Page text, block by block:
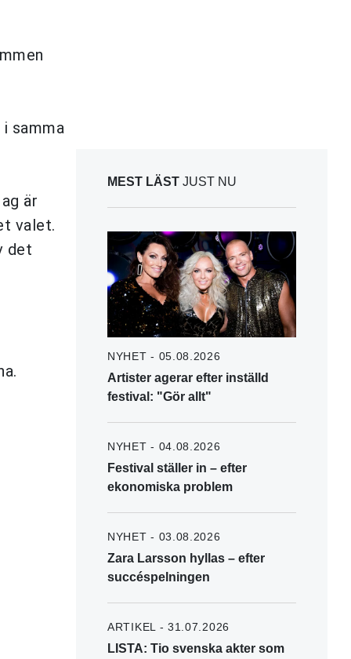
samma
är
valet.
det
MEST LÄST JUST NU
NYHET - 05.08.2026
Artister agerar efter inställd
festival: "Gör allt"
NYHET - 04.08.2026
Festival ställer in – efter
ekonomiska problem
NYHET - 03.08.2026
Zara Larsson hyllas – efter
succéspelningen
ARTIKEL - 31.07.2026
LISTA: Tio svenska akter som